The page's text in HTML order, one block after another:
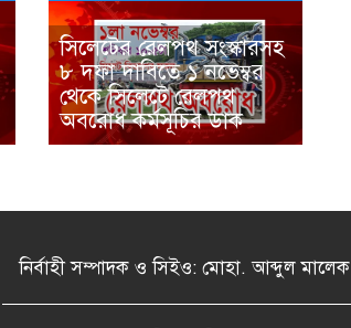
সিলেটের রেলপথ সংস্কারসহ
৮ দফা দাবিতে ১ নভেম্বর
থেকে সিলেটে রেলপথ
অবরোধ কর্মসূচির ডাক
নির্বাহী সম্পাদক ও সিইও: মোহা. আব্দুল